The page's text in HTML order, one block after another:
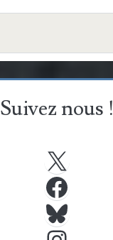
Suivez nous !